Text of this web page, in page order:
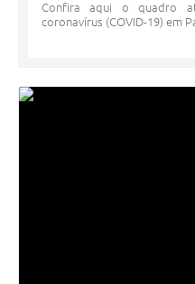
Confira aqui o quadro
coronavírus (COVID-19) em